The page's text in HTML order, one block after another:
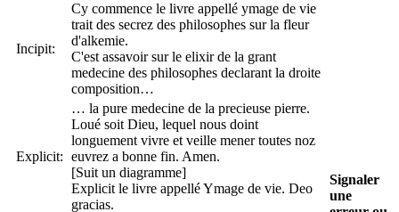
Incipit:
Cy commence le livre appellé ymage de vie
trait des secrez des philosophes sur la fleur
d'alkemie.
C'est assavoir sur le elixir de la grant
medecine des philosophes declarant la droite
composition…
Explicit:
… la pure medecine de la precieuse pierre.
Loué soit Dieu, lequel nous doint
longuement vivre et veille mener toutes noz
euvrez a bonne fin. Amen.
[Suit un diagramme]
Explicit le livre appellé Ymage de vie. Deo
gracias.
Signaler
une